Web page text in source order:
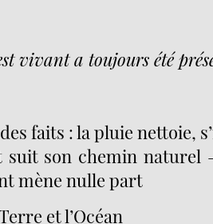
vivant a toujours été
faits : la pluie nettoie,
suit son chemin naturel
mène nulle part
et l’Océan